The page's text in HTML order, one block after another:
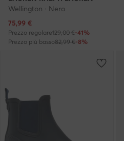
Wellington · Nero
Prezzo attuale
75,99 €
Prezzo regolare129,00 €-41%
Prezzo più basso82,99 €-8%